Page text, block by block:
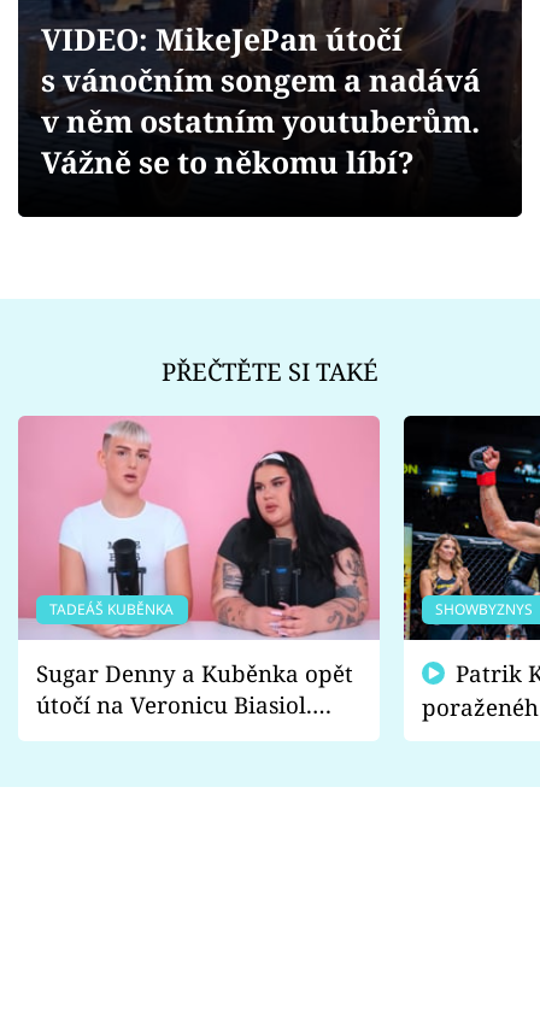
Videa
Sledujte prima+
VIDEO: MikeJePan útočí
s vánočním songem a nadává
v něm ostatním youtuberům.
Vážně se to někomu líbí?
PŘEČTĚTE SI TAKÉ
TADEÁŠ KUBĚNKA
Sugar Denny a Kuběnka opět
útočí na Veronicu Biasiol.
Proč je podle nich falešná a
SHOWBYZNYS
fanoušci